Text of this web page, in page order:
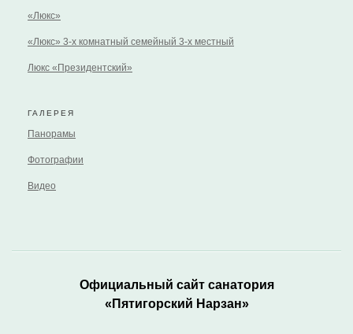
«Люкс»
«Люкс» 3-х комнатный семейный 3-х местный
Люкс «Президентский»
ГАЛЕРЕЯ
Панорамы
Фотографии
Видео
Официальный сайт санатория
«Пятигорский Нарзан»